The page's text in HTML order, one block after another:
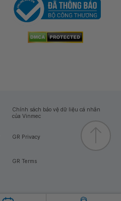
Chính sách bảo vệ dữ liệu cá nhân
của Vinmec
GR Privacy
GR Terms